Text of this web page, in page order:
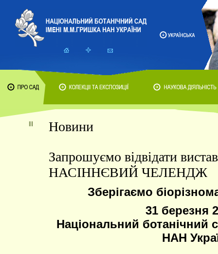
Новини
Запрошуємо відвідати
НАСІННЄВИЙ ЧЕЛЕНДЖ
Зберігаємо
31 березня
Національний ботанічний
НАН